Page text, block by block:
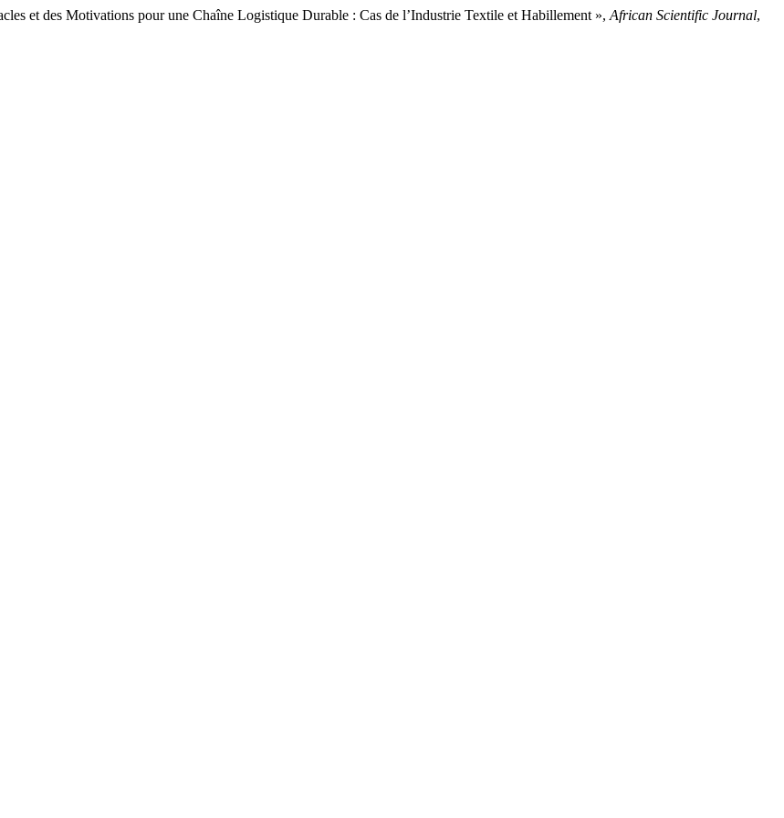
et des Motivations pour une Chaîne Logistique Durable : Cas de l’Industrie Textile et Habillement », African Scientific Journal,